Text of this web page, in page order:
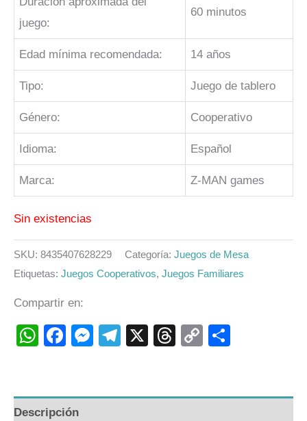
juego:
60 minutos
Edad mínima recomendada: 14 años
Tipo: Juego de tablero
Género: Cooperativo
Idioma: Español
Marca: Z-MAN games
Sin existencias
SKU: 8435407628229 Categoría: Juegos de Mesa
Etiquetas: Juegos Cooperativos, Juegos Familiares
Compartir en:
WhatsApp
Facebook
Messenger
Telegram
X Threads
Copy
Descripción